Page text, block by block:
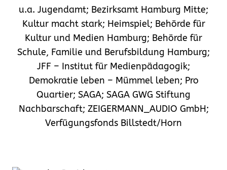
u.a. Jugendamt; Bezirksamt Hamburg Mitte;
Kultur macht stark; Heimspiel; Behörde für
Kultur und Medien Hamburg; Behörde für
Schule, Familie und Berufsbildung Hamburg;
JFF – Institut für Medienpädagogik;
Demokratie leben – Mümmel leben; Pro
Quartier; SAGA; SAGA GWG Stiftung
Nachbarschaft; ZEIGERMANN_AUDIO GmbH;
Verfügungsfonds Billstedt/Horn